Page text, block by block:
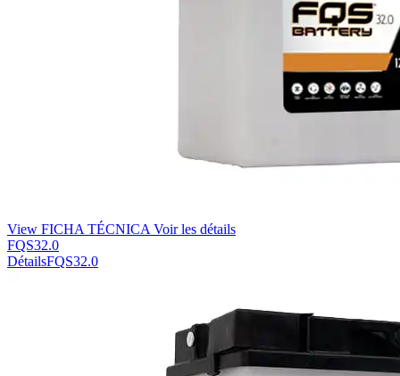
View FICHA TÉCNICA Voir les détails
FQS32.0
DétailsFQS32.0